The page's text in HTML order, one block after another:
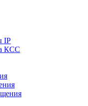
IP
КСС